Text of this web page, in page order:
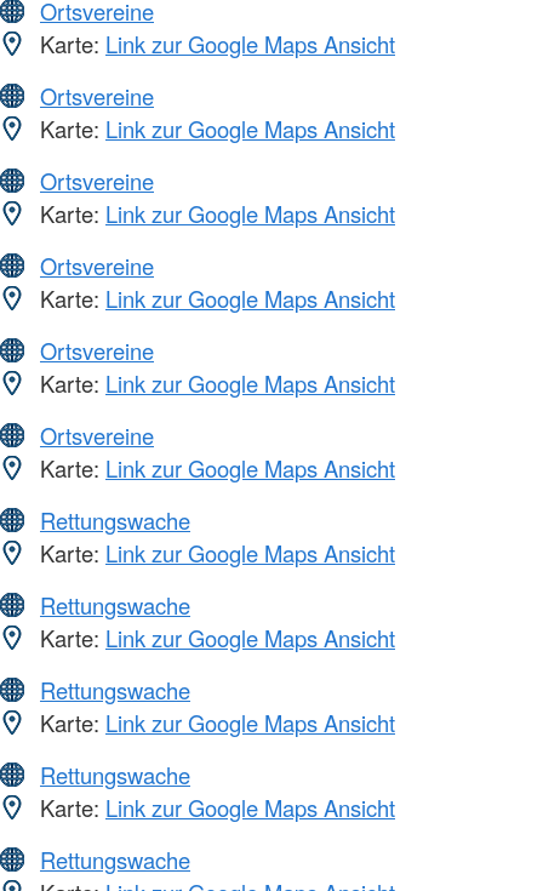
Ortsvereine
Karte: Link zur Google Maps Ansicht
Ortsvereine
Karte: Link zur Google Maps Ansicht
Ortsvereine
Karte: Link zur Google Maps Ansicht
Ortsvereine
Karte: Link zur Google Maps Ansicht
Ortsvereine
Karte: Link zur Google Maps Ansicht
Ortsvereine
Karte: Link zur Google Maps Ansicht
Rettungswache
Karte: Link zur Google Maps Ansicht
Rettungswache
Karte: Link zur Google Maps Ansicht
Rettungswache
Karte: Link zur Google Maps Ansicht
Rettungswache
Karte: Link zur Google Maps Ansicht
Rettungswache